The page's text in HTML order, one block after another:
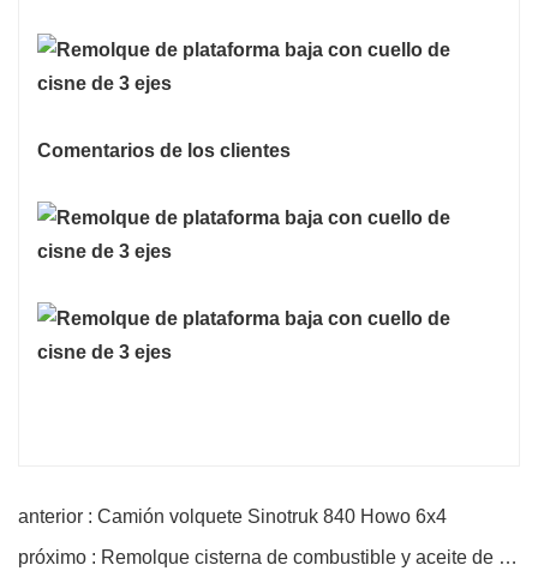
Comentarios de los clientes
anterior : Camión volquete Sinotruk 840 Howo 6x4
próximo : Remolque cisterna de combustible y aceite de 40000 litros a la venta